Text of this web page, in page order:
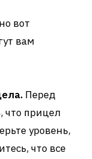
вот
вам
Перед
что прицел
уровень,
что все